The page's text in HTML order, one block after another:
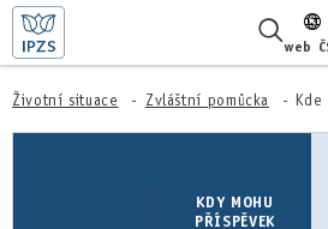
web
ŽIVOTNÍ SITUACE
Životní situace Zvláštní pomůcka Kde a jak
KDY MOHU
PŘÍSPĚVEK